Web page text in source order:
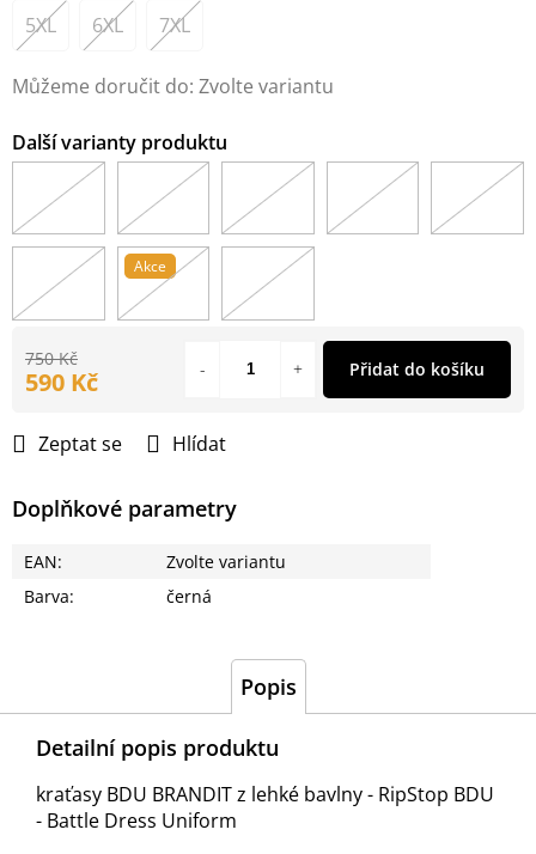
5XL 6XL 7XL
Můžeme doručit do: Zvolte variantu
Zeptat se Hlídat
Akce
Doplňkové parametry
EAN:
Zvolte variantu
Barva: černá
750 Kč
590 Kč
cena:
Přidat do košíku
Popis
Detailní popis produktu
kraťasy BDU BRANDIT z lehké bavlny - RipStop BDU
- Battle Dress Uniform